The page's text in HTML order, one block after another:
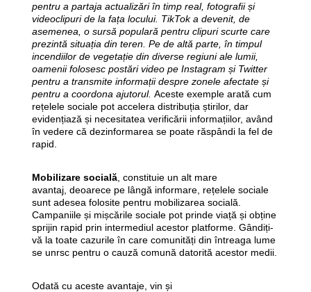
pentru a partaja actualizări în timp real, fotografii și
videoclipuri de la fața locului. TikTok a devenit, de
asemenea, o sursă populară pentru clipuri scurte care
prezintă situația din teren. Pe de altă parte, în timpul
incendiilor de vegetație din diverse regiuni ale lumii,
oamenii folosesc postări video pe Instagram și Twitter
pentru a transmite informații despre zonele afectate și
pentru a coordona ajutorul. Aceste exemple arată cum
rețelele sociale pot accelera distribuția știrilor, dar
evidențiază și necesitatea verificării informațiilor, având
în vedere că dezinformarea se poate răspândi la fel de
rapid.
Mobilizare socială, constituie un alt mare
avantaj, deoarece pe lângă informare, rețelele sociale
sunt adesea folosite pentru mobilizarea socială.
Campaniile și mișcările sociale pot prinde viață și obține
sprijin rapid prin intermediul acestor platforme. Gândiți-
vă la toate cazurile în care comunități din întreaga lume
se unrsc pentru o cauză comună datorită acestor medii.
Odată cu aceste avantaje, vin și